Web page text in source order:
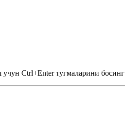
Ctrl+Enter тугмаларини босинг